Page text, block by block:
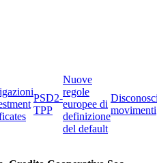
PSD2-
TPP
Nuove
regole
europee di
definizione
del default
movimenti